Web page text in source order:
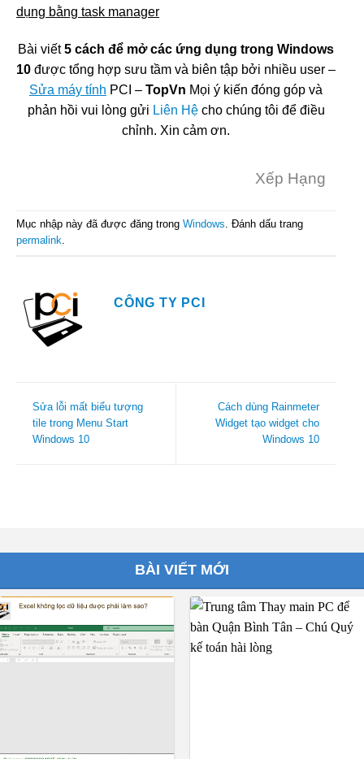
dụng bằng task manager
Bài viết5 cách để mở các ứng dụng trong Windows
10 được tổng hợp sưu tầm và biên tập bởi nhiều user –
Sửa máy tính PCI – TopVn Mọi ý kiến đóng góp và
phản hồi vui lòng gửi Liên Hệcho chúng tôi để điều
chỉnh. Xin cảm ơn.
Xếp Hạng
Mục nhập này đã được đăng trong Windows. Đánh dấu trang
permalink.
CÔNG TY PCI
Sửa lỗi mất biểu tượng
tile trong Menu Start
Windows 10
Cách dùng Rainmeter
Widget tạo widget cho
Windows 10
BÀI VIẾT MỚI